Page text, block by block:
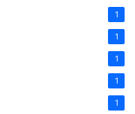
1
1
1
1
1